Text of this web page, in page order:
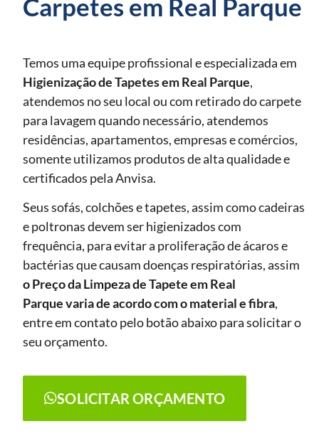
Carpetes em Real Parque
Temos uma equipe profissional e especializada em
Higienização de Tapetesem Real Parque,
atendemos no seu local ou com retirado do carpete
para lavagem quando necessário, atendemos
residências, apartamentos, empresas e comércios,
somente utilizamos produtos de alta qualidade e
certificados pela Anvisa.
Seus sofás, colchões e tapetes, assim como cadeiras
e poltronas devem ser higienizados com
frequência, para evitar a proliferação de ácaros e
bactérias que causam doenças respiratórias, assim
o Preço da Limpeza de Tapeteem Real
Parquevaria de acordo com o material e fibra,
entre em contato pelo botão abaixo para solicitar o
seu orçamento.
SOLICITAR ORÇAMENTO